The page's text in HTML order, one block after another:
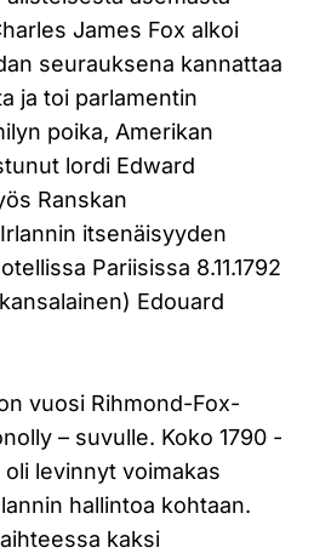
James Fox alkoi
seurauksena kannattaa
ja toi parlamentin
poika, Amerikan
lordi Edward
Ranskan
itsenäisyyden
Pariisissa 8.11.1792
Edouard
vuosi Rihmond-Fox-
– suvulle. Koko 1790 -
levinnyt voimakas
hallintoa kohtaan.
kaksi